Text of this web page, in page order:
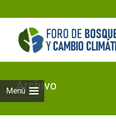
MenúArchivo